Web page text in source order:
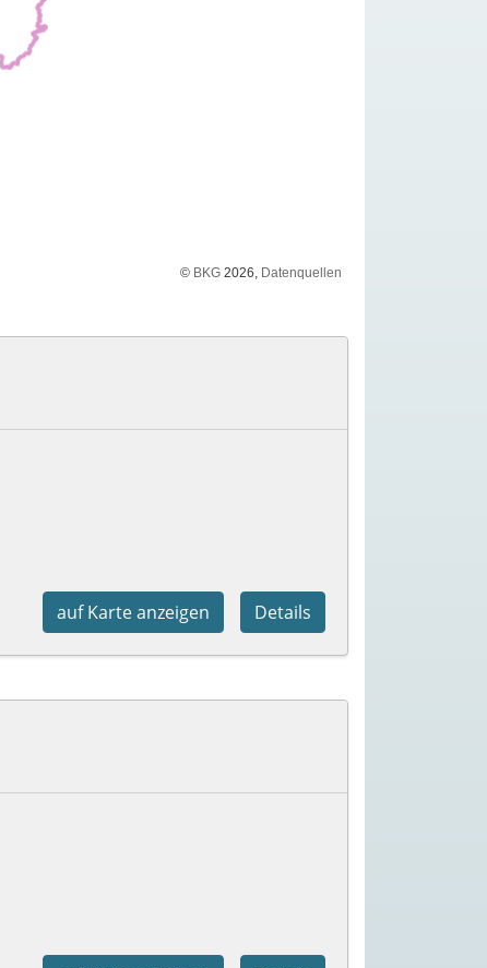
© BKG 2026, Datenquellen
Details
auf Karte anzeigen